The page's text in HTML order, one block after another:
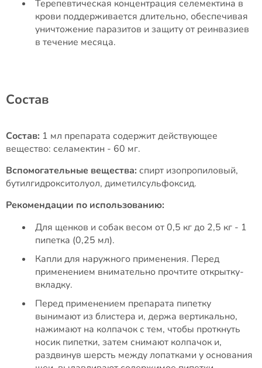
Терепевтическая концентрация селемектина в
крови поддерживается длительно, обеспечивая
уничтожение паразитов и защиту от реинвазиев
в течение месяца.
Состав
Состав: 1 мл препарата содержит действующее
вещество: селамектин - 60 мг.
Вспомогательные вещества: спирт изопропиловый,
бутилгидрокситолуол, диметилсульфоксид.
Рекомендации по использованию:
Для щенков и собак весом от 0,5 кг до 2,5 кг - 1
пипетка (0,25 мл).
Капли для наружного применения. Перед
применением внимательно прочтите открытку-
вкладку.
Перед применением препарата пипетку
вынимают из блистера и, держа вертикально,
нажимают на колпачок с тем, чтобы проткнуть
носик пипетки, затем снимают колпачок и,
раздвинув шерсть между лопатками у основания